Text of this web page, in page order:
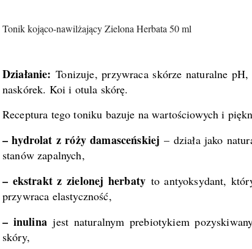
Tonik kojąco-nawilżający Zielona Herbata 50 ml
Działanie: Tonizuje, przywraca skórze naturalne
naskórek. Koi i otula skórę.
Receptura tego toniku bazuje na wartościowych i
– hydrolat z róży damasceńskiej – działa jako
stanów zapalnych,
– ekstrakt z zielonej herbaty to antyoksydant,
przywraca elastyczność,
– inulinajest naturalnym prebiotykiem
skóry,